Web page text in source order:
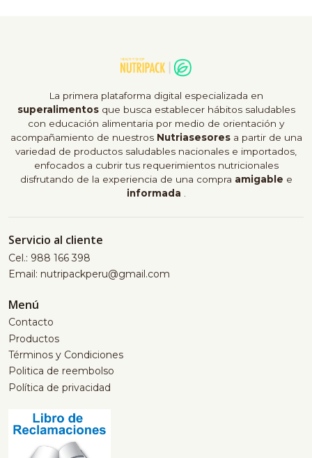
La primera plataforma digital especializada en
superalimentosque busca establecer hábitos saludables
con educación alimentaria por medio de orientación y
acompañamiento de nuestros Nutriasesores a partir de una
variedad de productos saludables nacionales e importados,
enfocados a cubrir tus requerimientos nutricionales
disfrutando de la experiencia de una compra amigable e
informada .
Servicio al cliente
Cel.: 988 166 398
Email: nutripackperu@gmail.com
Menú
Contacto
Productos
Términos y Condiciones
Politica de reembolso
Política de privacidad